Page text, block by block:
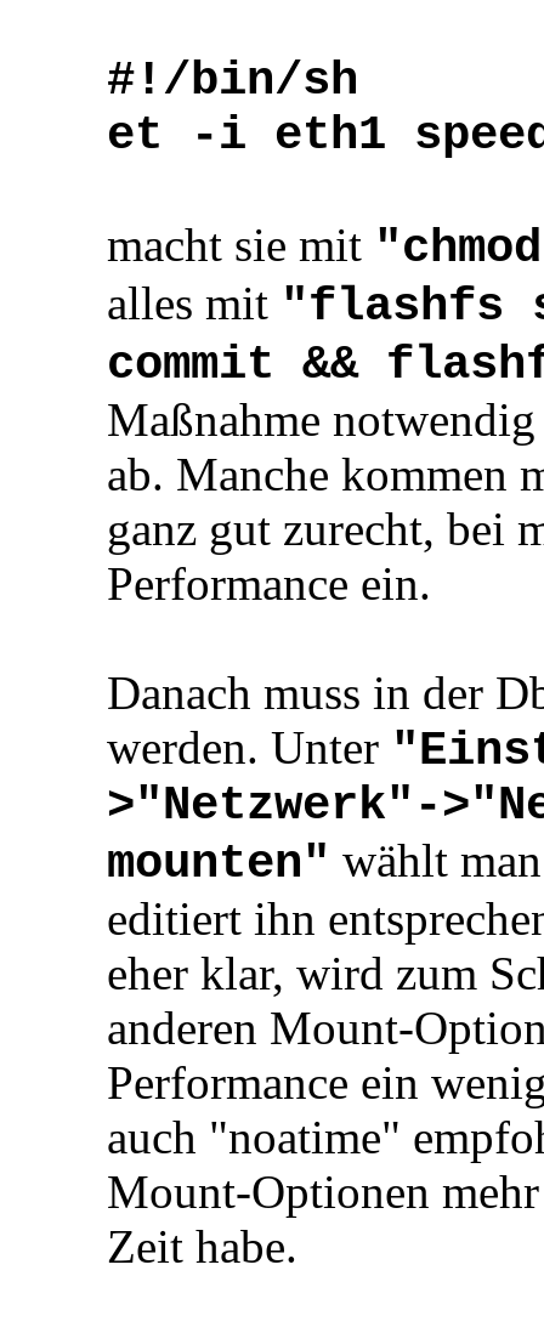
#!/bin/sh
et -i eth1
macht sie mit
alles mit "flashfs
commit &&
Maßnahme
ab. Manche kommen
ganz gut zurecht, bei
Performance ein.
Danach muss in der
werden. Unter
>"Netzwerk"-
mounten" wählt
editiert ihn
eher klar, wird zum
anderen Mount-
Performance ein
auch "noatime"
Mount-Optionen
Zeit habe.